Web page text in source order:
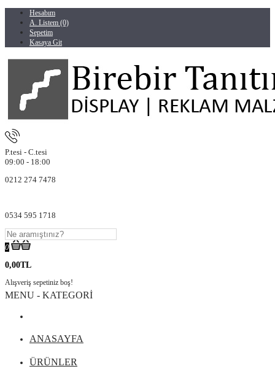
Hesabım
A. Listem (0)
Sepetim
Kasaya Git
P.tesi - C.tesi
09:00 - 18:00
0212 274 7478
0534 595 1718
0
0,00TL
Alışveriş sepetiniz boş!
MENU - KATEGORİ
ANASAYFA
ÜRÜNLER